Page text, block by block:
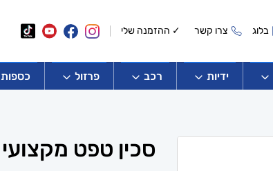
בלוג צרו קשר ✓ ההזמנה שלי
ידיות רכב פרזול כספות
סכין טפט מקצועי